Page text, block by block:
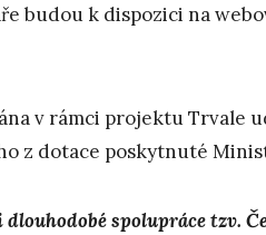
budou k dispozici na
v rámci projektu Trvale
z dotace poskytnuté
spolupráce tzv.